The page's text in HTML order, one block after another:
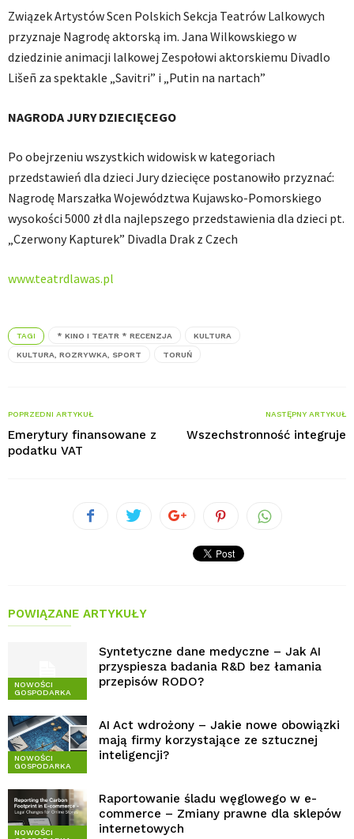
Związek Artystów Scen Polskich Sekcja Teatrów Lalkowych
przyznaje Nagrodę aktorską im. Jana Wilkowskiego w
dziedzinie animacji lalkowej Zespołowi aktorskiemu Divadlo
Lišeñ za spektakle „Savitri” i „Putin na nartach”
NAGRODA JURY DZIECIĘCEGO
Po obejrzeniu wszystkich widowisk w kategoriach
przedstawień dla dzieci Jury dziecięce postanowiło przyznać:
Nagrodę Marszałka Województwa Kujawsko-Pomorskiego
wysokości 5000 zł dla najlepszego przedstawienia dla dzieci pt.
„Czerwony Kapturek” Divadla Drak z Czech
www.teatrdlawas.pl
TAGI * KINO I TEATR * RECENZJA KULTURA
KULTURA, ROZRYWKA, SPORT TORUŃ
POPRZEDNI ARTYKUŁ
Emerytury finansowane z
podatku VAT
NASTĘPNY ARTYKUŁ
Wszechstronność integruje
POWIĄZANE ARTYKUŁY
NOWOŚCI
GOSPODARKA
Syntetyczne dane medyczne – Jak AI
przyspiesza badania R&D bez łamania
przepisów RODO?
NOWOŚCI
GOSPODARKA
AI Act wdrożony – Jakie nowe obowiązki
mają firmy korzystające ze sztucznej
inteligencji?
NOWOŚCI
Raportowanie śladu węglowego w e-
commerce – Zmiany prawne dla sklepów
internetowych